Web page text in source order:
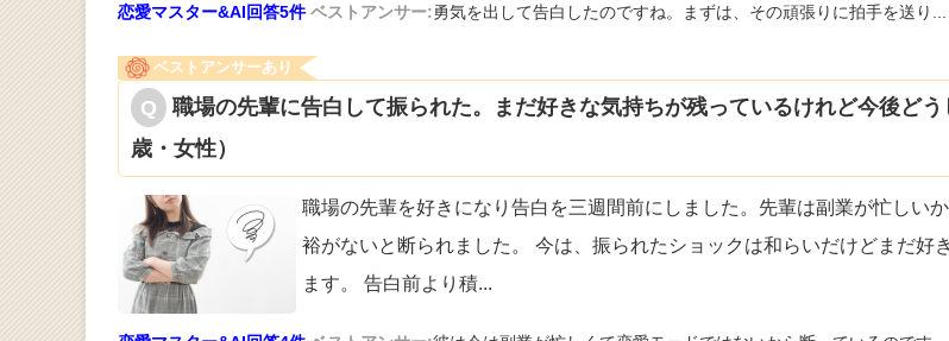
恋愛マスター&AI回答5件 ベストアンサー:勇気を出して告白したのですね。まずは、その頑張りに拍手を送り...
ベストアンサーあり
職場の先輩に告白して振られた。まだ好きな気持ちが残っているけれど今後ど
歳・女性）
職場の先輩を好きになり告白を三週間前にしました。先輩は副業が忙しい
裕がないと断られました。 今は、振られたショックは和らいだけどまだ好
ます。 告白前より積...